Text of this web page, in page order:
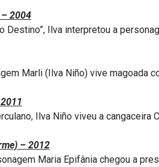
– 2004
Destino”, Ilva interpretou a
Marli (Ilva Niño) vive magoada
Ilva Niño viveu a cangaceira
– 2012
Maria Epifânia chegou a